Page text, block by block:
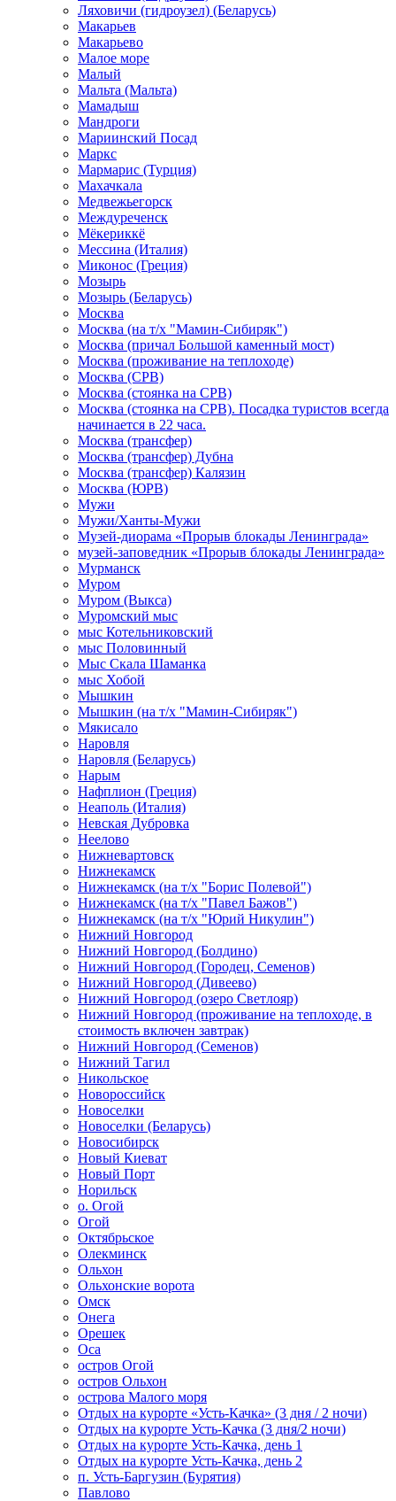
Ляховичи (гидроузел) (Беларусь)
Макарьев
Макарьево
Малое море
Малый
Мальта (Мальта)
Мамадыш
Мандроги
Мариинский Посад
Маркс
Мармарис (Турция)
Махачкала
Медвежьегорск
Междуреченск
Мёкериккё
Мессина (Италия)
Миконос (Греция)
Мозырь
Мозырь (Беларусь)
Москва
Москва (на т/х "Мамин-Сибиряк")
Москва (причал Большой каменный мост)
Москва (проживание на теплоходе)
Москва (СРВ)
Москва (стоянка на СРВ)
Москва (стоянка на СРВ). Посадка туристов всегда
начинается в 22 часа.
Москва (трансфер)
Москва (трансфер) Дубна
Москва (трансфер) Калязин
Москва (ЮРВ)
Мужи
Мужи/Ханты-Мужи
Музей-диорама «Прорыв блокады Ленинграда»
музей-заповедник «Прорыв блокады Ленинграда»
Мурманск
Муром
Муром (Выкса)
Муромский мыс
мыс Котельниковский
мыс Половинный
Мыс Скала Шаманка
мыс Хобой
Мышкин
Мышкин (на т/х "Мамин-Сибиряк")
Мякисало
Наровля
Наровля (Беларусь)
Нарым
Нафплион (Греция)
Неаполь (Италия)
Невская Дубровка
Неелово
Нижневартовск
Нижнекамск
Нижнекамск (на т/х "Борис Полевой")
Нижнекамск (на т/х "Павел Бажов")
Нижнекамск (на т/х "Юрий Никулин")
Нижний Новгород
Нижний Новгород (Болдино)
Нижний Новгород (Городец, Семенов)
Нижний Новгород (Дивеево)
Нижний Новгород (озеро Светлояр)
Нижний Новгород (проживание на теплоходе, в
стоимость включен завтрак)
Нижний Новгород (Семенов)
Нижний Тагил
Никольское
Новороссийск
Новоселки
Новоселки (Беларусь)
Новосибирск
Новый Киеват
Новый Порт
Норильск
о. Огой
Огой
Октябрьское
Олекминск
Ольхон
Ольхонские ворота
Омск
Онега
Орешек
Оса
остров Огой
остров Ольхон
острова Малого моря
Отдых на курорте «Усть-Качка» (3 дня / 2 ночи)
Отдых на курорте Усть-Качка (3 дня/2 ночи)
Отдых на курорте Усть-Качка, день 1
Отдых на курорте Усть-Качка, день 2
п. Усть-Баргузин (Бурятия)
Павлово